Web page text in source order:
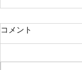
コメント